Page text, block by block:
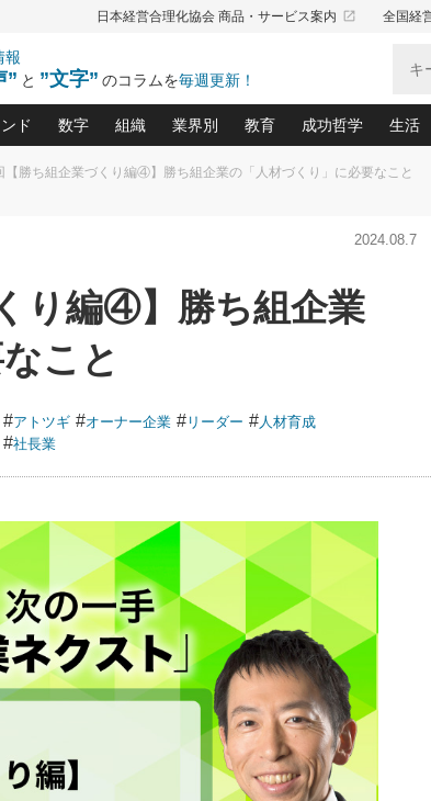
日本経営合理化協会 商品・サービス案内 launch 全国経
報
” と ”文字” のコラムを毎週更新！
・会議での「社長の３分間
ーチ」ネタ帳（2026年8月5
）
2026.08.5
極意
ンの成功要因と
戦略(39)
きたい、知っておきたい、やってお
理講座(95)
グジバチの『経営戦略の新常識』(12)
あるべし(635)
社長の３分間スピーチ」ネタ帳(159)
になる考え方」(57)
いしたいと思われる「一流の仕事術」(28)
る 人と組織を動かす(200)
ビジョン実現道場(10)
ド
森の「今月のヒット商品」(109)
売れ筋をつかむ術(102)
のメシの種 4.0(206)
数字
会社を守り抜くための緊急対策(100)
強い決算書の会社はココが違う！(36)
損益分岐点を下げる、Ｐ／Ｌ不況時代の新戦略(12)
決算書の“見える化”術(12)
銀行交渉はこうしなさい！(12)
組織
職場の生産性を下げるハラスメントの予防策
賃金決定の定石(68)
顧客・社員・社会から支持される「ウェル
業界別
大久保一彦の“流行る”お店の仕組み
柿内幸夫─社長のための現場改善
教育
あなただからお願いした
クレーム対応 実践マニュ
クレーム対応の新知識と
デキル社員に育てる！
東川鷹年の「中小企業の
業績アップにつながる！
行動科学マネジメント(5)
成功哲学
中国哲学に学ぶ
令和時代の「社
先人の名句名言
渡部昇一の「日
生活
お
(50)
デ
リ
ワ
必
眼
社
米
高
【勝ち組企業づくり編④】勝ち組企業の「人材づくり」に必要なこと
2024.08.7
り編④】勝ち組企業
こと
#アトツギ #オーナー企業 # リーダー #人材育成
#社長業